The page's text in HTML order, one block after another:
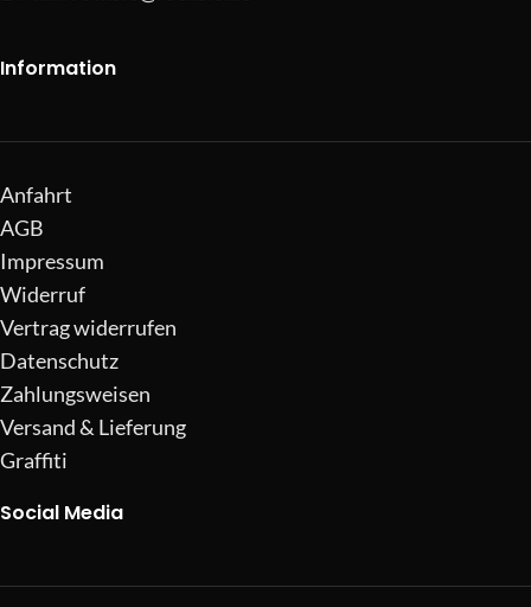
Information
Anfahrt
AGB
Impressum
Widerruf
Vertrag widerrufen
Datenschutz
Zahlungsweisen
Versand & Lieferung
Graffiti
Social Media